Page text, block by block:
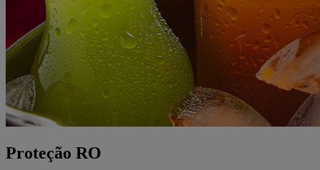
Proteção RO